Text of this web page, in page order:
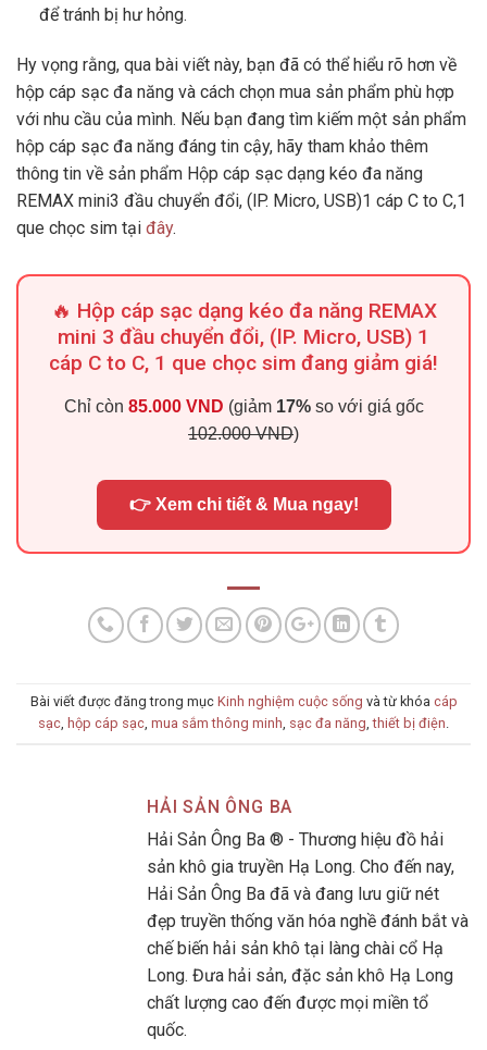
để tránh bị hư hỏng.
Hy vọng rằng, qua bài viết này, bạn đã có thể hiểu rõ hơn về
hộp cáp sạc đa năng và cách chọn mua sản phẩm phù hợp
với nhu cầu của mình. Nếu bạn đang tìm kiếm một sản phẩm
hộp cáp sạc đa năng đáng tin cậy, hãy tham khảo thêm
thông tin về sản phẩm Hộp cáp sạc dạng kéo đa năng
REMAX mini3 đầu chuyển đổi, (lP. Micro, USB)1 cáp C to C,1
que chọc sim tại đây.
🔥 Hộp cáp sạc dạng kéo đa năng REMAX
mini 3 đầu chuyển đổi, (lP. Micro, USB) 1
cáp C to C, 1 que chọc sim đang giảm giá!
Chỉ còn 85.000 VND (giảm 17%so với giá gốc
102.000 VND)
👉 Xem chi tiết & Mua ngay!
Bài viết được đăng trong mục Kinh nghiệm cuộc sống và từ khóa cáp
sạc, hộp cáp sạc, mua sắm thông minh, sạc đa năng,thiết bị điện.
HẢI SẢN ÔNG BA
Hải Sản Ông Ba ® - Thương hiệu đồ hải
sản khô gia truyền Hạ Long. Cho đến nay,
Hải Sản Ông Ba đã và đang lưu giữ nét
đẹp truyền thống văn hóa nghề đánh bắt và
chế biến hải sản khô tại làng chài cổ Hạ
Long. Đưa hải sản, đặc sản khô Hạ Long
chất lượng cao đến được mọi miền tổ
quốc.